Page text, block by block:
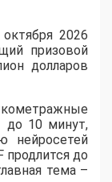
2026
призовой
долларов
до 10 минут,
нейросетей
продлится до
тема –